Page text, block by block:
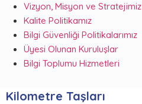
Vizyon, Misyon ve Stratejimiz
Kalite Politikamız
Bilgi Güvenliği Politikalarımız
Üyesi Olunan Kuruluşlar
Bilgi Toplumu Hizmetleri
Kilometre Taşları